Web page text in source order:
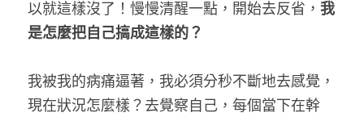
以就這樣沒了！慢慢清醒一點，開始去反省， 我
是怎麼把自己搞成這樣的？
我被我的病痛逼著，我必須分秒不斷地去感覺，
現在狀況怎麼樣？去覺察自己，每個當下在幹